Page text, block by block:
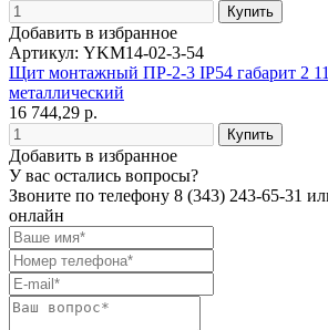
Добавить в избранное
Артикул: YKM14-02-3-54
Щит монтажный ПР-2-3 IP54 габарит 2
металлический
16 744,29 р.
Добавить в избранное
У вас остались вопросы?
Звоните по телефону 8 (343) 243-65-31
онлайн